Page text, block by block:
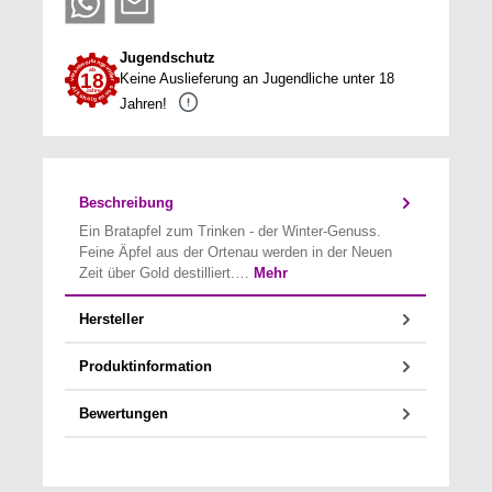
Jugendschutz
Keine Auslieferung an Jugendliche unter 18
Jahren!
Beschreibung
Ein Bratapfel zum Trinken - der Winter-Genuss.
Feine Äpfel aus der Ortenau werden in der Neuen
Zeit über Gold destilliert.… Mehr
Hersteller
Produktinformation
Bewertungen